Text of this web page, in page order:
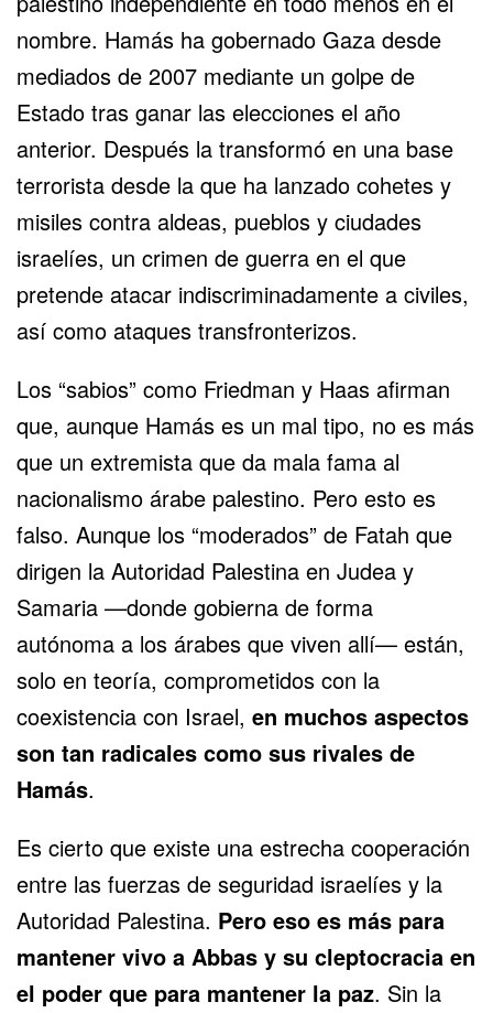
nombre. Hamás ha gobernado Gaza desde
mediados de 2007 mediante un golpe de
Estado tras ganar las elecciones el año
anterior. Después la transformó en una base
terrorista desde la que ha lanzado cohetes y
misiles contra aldeas, pueblos y ciudades
israelíes, un crimen de guerra en el que
pretende atacar indiscriminadamente a civiles,
así como ataques transfronterizos.
Los “sabios” como Friedman y Haas afirman
que, aunque Hamás es un mal tipo, no es más
que un extremista que da mala fama al
nacionalismo árabe palestino. Pero esto es
falso. Aunque los “moderados” de Fatah que
dirigen la Autoridad Palestina en Judea y
Samaria —donde gobierna de forma
autónoma a los árabes que viven allí— están,
solo en teoría, comprometidos con la
coexistencia con Israel, en muchos aspectos
son tan radicales como sus rivales de
Hamás.
Es cierto que existe una estrecha cooperación
entre las fuerzas de seguridad israelíes y la
Autoridad Palestina. Pero eso es más para
mantener vivo a Abbas y su cleptocracia en
el poder que para mantener la paz. Sin la